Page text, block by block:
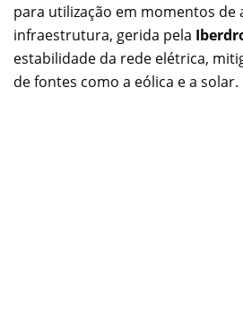
para utilização em momentos de
infraestrutura, gerida pela
estabilidade da rede elétrica,
de fontes como a eólica e a solar.